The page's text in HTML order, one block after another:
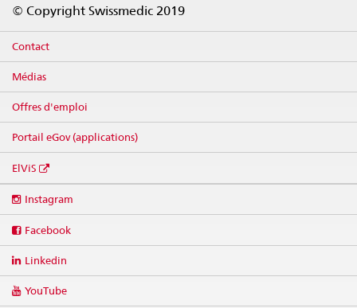
© Copyright Swissmedic 2019
Contact
Médias
Offres d'emploi
Portail eGov (applications)
ElViS
media
Instagram
Facebook
Linkedin
YouTube